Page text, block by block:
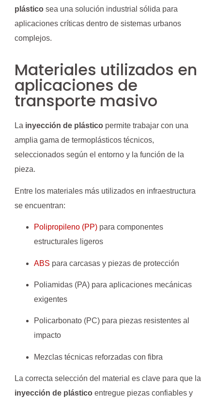
plástico sea una solución industrial sólida para
aplicaciones críticas dentro de sistemas urbanos
complejos.
Materiales utilizados en
aplicaciones de
transporte masivo
La inyección de plástico permite trabajar con una
amplia gama de termoplásticos técnicos,
seleccionados según el entorno y la función de la
pieza.
Entre los materiales más utilizados en infraestructura
se encuentran:
Polipropileno (PP) para componentes
estructurales ligeros
ABS para carcasas y piezas de protección
Poliamidas (PA) para aplicaciones mecánicas
exigentes
Policarbonato (PC) para piezas resistentes al
impacto
Mezclas técnicas reforzadas con fibra
La correcta selección del material es clave para que la
inyección de plástico entregue piezas confiables y